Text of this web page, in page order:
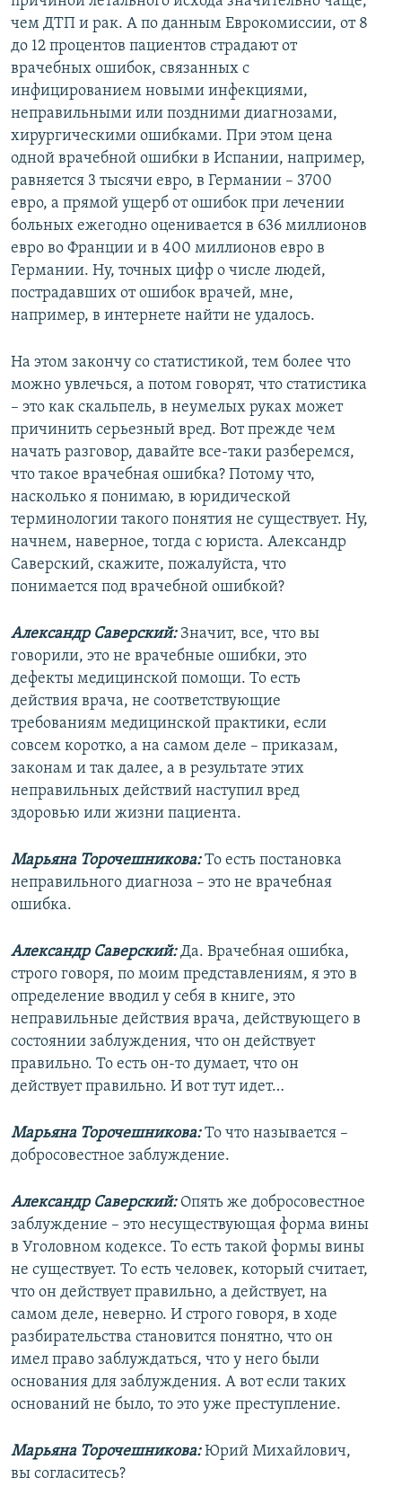
чем ДТП и рак. А по данным Еврокомиссии, от 8
до 12 процентов пациентов страдают от
врачебных ошибок, связанных с
инфицированием новыми инфекциями,
неправильными или поздними диагнозами,
хирургическими ошибками. При этом цена
одной врачебной ошибки в Испании, например,
равняется 3 тысячи евро, в Германии – 3700
евро, а прямой ущерб от ошибок при лечении
больных ежегодно оценивается в 636 миллионов
евро во Франции и в 400 миллионов евро в
Германии. Ну, точных цифр о числе людей,
пострадавших от ошибок врачей, мне,
например, в интернете найти не удалось.
На этом закончу со статистикой, тем более что
можно увлечься, а потом говорят, что статистика
– это как скальпель, в неумелых руках может
причинить серьезный вред. Вот прежде чем
начать разговор, давайте все-таки разберемся,
что такое врачебная ошибка? Потому что,
насколько я понимаю, в юридической
терминологии такого понятия не существует. Ну,
начнем, наверное, тогда с юриста. Александр
Саверский, скажите, пожалуйста, что
понимается под врачебной ошибкой?
Александр Саверский:Значит, все, что вы
говорили, это не врачебные ошибки, это
дефекты медицинской помощи. То есть
действия врача, не соответствующие
требованиям медицинской практики, если
совсем коротко, а на самом деле – приказам,
законам и так далее, а в результате этих
неправильных действий наступил вред
здоровью или жизни пациента.
Марьяна Торочешникова:То есть постановка
неправильного диагноза – это не врачебная
ошибка.
Александр Саверский:Да. Врачебная ошибка,
строго говоря, по моим представлениям, я это в
определение вводил у себя в книге, это
неправильные действия врача, действующего в
состоянии заблуждения, что он действует
правильно. То есть он-то думает, что он
действует правильно. И вот тут идет…
Марьяна Торочешникова:То что называется –
добросовестное заблуждение.
Александр Саверский:Опять же добросовестное
заблуждение – это несуществующая форма вины
в Уголовном кодексе. То есть такой формы вины
не существует. То есть человек, который считает,
что он действует правильно, а действует, на
самом деле, неверно. И строго говоря, в ходе
разбирательства становится понятно, что он
имел право заблуждаться, что у него были
основания для заблуждения. А вот если таких
оснований не было, то это уже преступление.
Марьяна Торочешникова:Юрий Михайлович,
вы согласитесь?